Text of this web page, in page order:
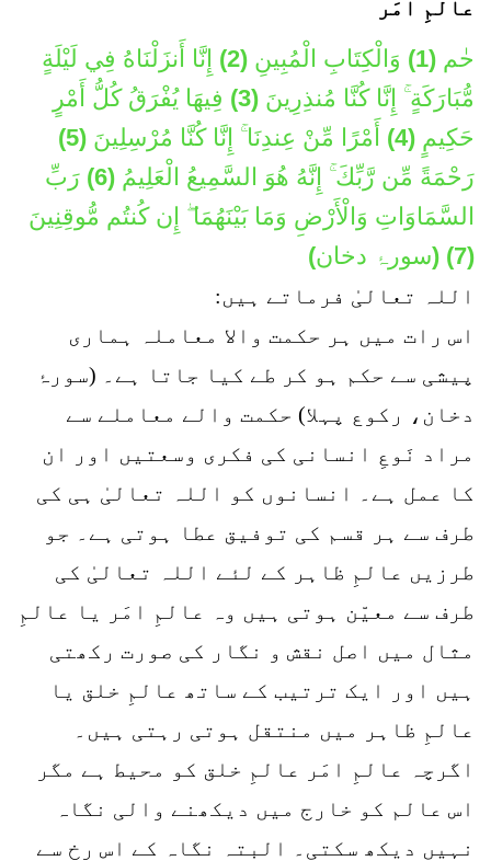
عالمِ امَر
حٰم (1) وَالْكِتَابِ الْمُبِينِ (2) إِنَّا أَنزَلْنَاهُ فِي لَيْلَةٍ
مُّبَارَكَةٍ ۚ إِنَّا كُنَّا مُنذِرِينَ (3) فِيهَا يُفْرَقُ كُلُّ أَمْرٍ
حَكِيمٍ (4) أَمْرًا مِّنْ عِندِنَا ۚ إِنَّا كُنَّا مُرْسِلِينَ (5)
رَحْمَةً مِّن رَّبِّكَ ۚ إِنَّهُ هُوَ السَّمِيعُ الْعَلِيمُ (6) رَبِّ
السَّمَاوَاتِ وَالْأَرْضِ وَمَا بَيْنَهُمَا ۖ إِن كُنتُم مُّوقِنِينَ
(7)
(سورۂ دخان)
اللہ تعالیٰ فرماتے ہیں:
اس رات میں ہر حکمت والا معاملہ ہماری
پیشی سے حکم ہو کر طے کیا جاتا ہے۔ (سورۂ
دخان، رکوع پہلا) حکمت والے معاملے سے
مراد نَوعِ انسانی کی فکری وسعتیں اور ان
کا عمل ہے۔ انسانوں کو اللہ تعالیٰ ہی کی
طرف سے ہر قسم کی توفیق عطا ہوتی ہے۔ جو
طرزیں عالمِ ظاہر کے لئے اللہ تعالیٰ کی
طرف سے معیّن ہوتی ہیں وہ عالمِ امَر یا عالمِ
مثال میں اصل نقش و نگار کی صورت رکھتی
ہیں اور ایک ترتیب کے ساتھ عالمِ خلق یا
عالمِ ظاہر میں منتقل ہوتی رہتی ہیں۔
اگرچہ عالمِ امَر عالمِ خلق کو محیط ہے مگر
اس عالم کو خارج میں دیکھنے والی نگاہ
نہیں دیکھ سکتی۔ البتہ نگاہ کے اس رخ سے